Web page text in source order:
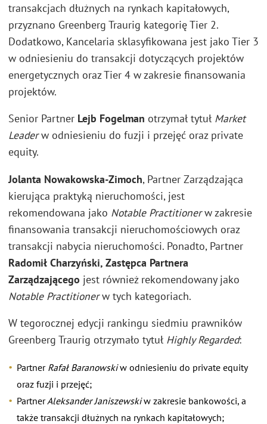
transakcjach dłużnych na rynkach kapitałowych,
przyznano Greenberg Traurig kategorię Tier 2.
Dodatkowo, Kancelaria sklasyfikowana jest jako Tier 3
w odniesieniu do transakcji dotyczących projektów
energetycznych oraz Tier 4 w zakresie finansowania
projektów.
Senior Partner Lejb Fogelman otrzymał tytuł Market
Leaderw odniesieniu do fuzji i przejęć oraz private
equity.
Jolanta Nowakowska-Zimoch, Partner Zarządzająca
kierująca praktyką nieruchomości, jest
rekomendowana jako Notable Practitionerw zakresie
finansowania transakcji nieruchomościowych oraz
transakcji nabycia nieruchomości. Ponadto, Partner
Radomił Charzyński, Zastępca Partnera
Zarządzającego jest również rekomendowany jako
Notable Practitionerw tych kategoriach.
W tegorocznej edycji rankingu siedmiu prawników
Greenberg Traurig otrzymało tytuł Highly Regarded:
PartnerRafał Baranowskiw odniesieniu do private equity
oraz fuzji i przejęć;
PartnerAleksander Janiszewskiw zakresie bankowości, a
także transakcji dłużnych na rynkach kapitałowych;